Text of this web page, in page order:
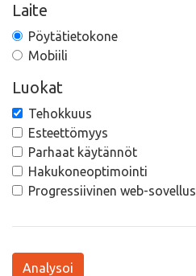
Laite
Pöytätietokone
Mobiili
Luokat
Tehokkuus
Esteettömyys
Parhaat käytännöt
Hakukoneoptimointi
Progressiivinen web-sovellus
Analysoi